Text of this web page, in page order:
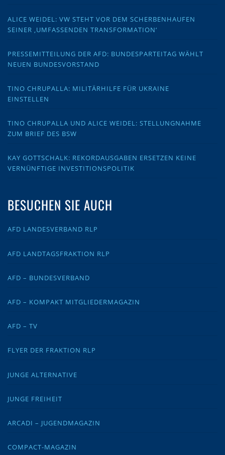
ALICE WEIDEL: VW STEHT VOR DEM SCHERBENHAUFEN
SEINER ‚UMFASSENDEN TRANSFORMATION‘
PRESSEMITTEILUNG DER AFD: BUNDESPARTEITAG WÄHLT
NEUEN BUNDESVORSTAND
TINO CHRUPALLA: MILITÄRHILFE FÜR UKRAINE
EINSTELLEN
TINO CHRUPALLA UND ALICE WEIDEL: STELLUNGNAHME
ZUM BRIEF DES BSW
KAY GOTTSCHALK: REKORDAUSGABEN ERSETZEN KEINE
VERNÜNFTIGE INVESTITIONSPOLITIK
BESUCHEN SIE AUCH
AFD LANDESVERBAND RLP
AFD LANDTAGSFRAKTION RLP
AFD – BUNDESVERBAND
AFD – KOMPAKT MITGLIEDERMAGAZIN
AFD – TV
FLYER DER FRAKTION RLP
JUNGE ALTERNATIVE
JUNGE FREIHEIT
ARCADI – JUGENDMAGAZIN
COMPACT-MAGAZIN